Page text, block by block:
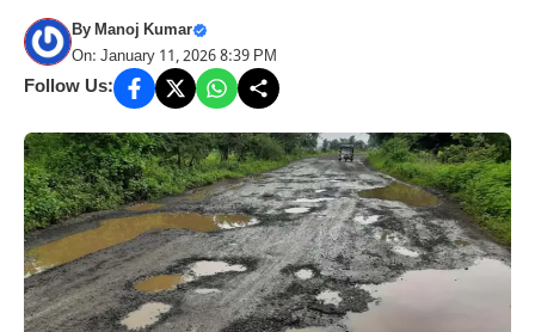
ByManoj Kumar
On: January 11, 2026 8:39 PM
Follow Us: